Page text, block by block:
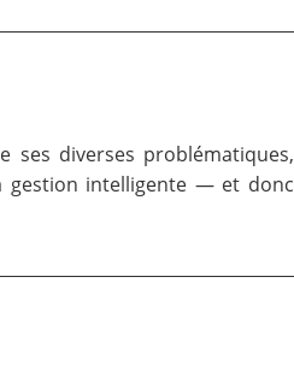
diverses problématiques,
gestion intelligente — et donc